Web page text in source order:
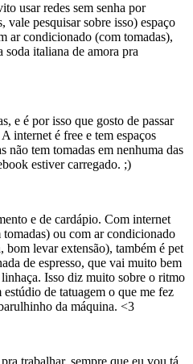
usar redes sem senha por
vale pesquisar sobre isso) espaço
ar condicionado (com tomadas),
soda italiana de amora pra
e é por isso que gosto de passar
internet é free e tem espaços
não tem tomadas em nenhuma das
estiver carregado. ;)
e de cardápio. Com internet
ou com ar condicionado
bom levar extensão), também é pet
de espresso, que vai muito bem
Isso diz muito sobre o ritmo
de tatuagem o que me fez
da máquina. <3